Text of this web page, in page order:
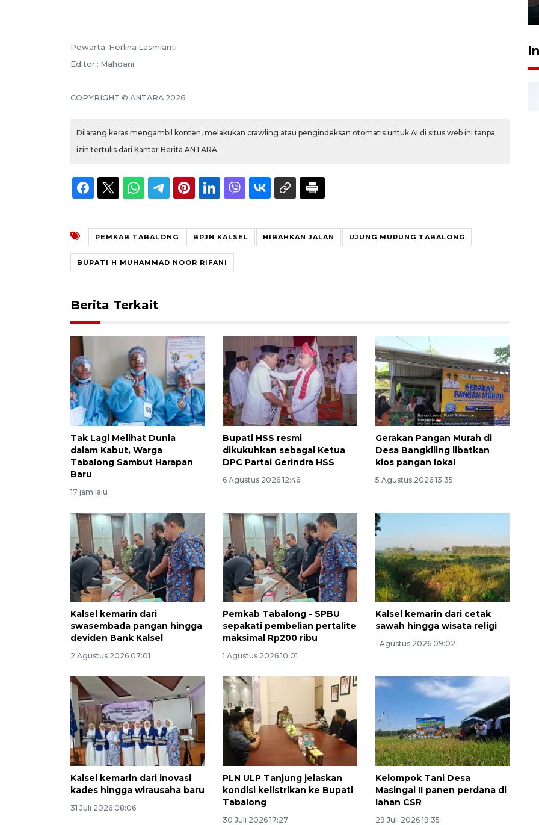
Pewarta: Herlina Lasmianti
Editor : Mahdani
COPYRIGHT © ANTARA 2026
Dilarang keras mengambil konten, melakukan crawling atau pengindeksan otomatis untuk AI di situs web ini tanpa
izin tertulis dari Kantor Berita ANTARA.
PEMKAB TABALONG BPJN KALSEL HIBAHKAN JALAN UJUNG MURUNG TABALONG
BUPATI H MUHAMMAD NOOR RIFANI
Berita Terkait
Tak Lagi Melihat Dunia
dalam Kabut, Warga
Tabalong Sambut Harapan
Baru
17 jam lalu
Bupati HSS resmi
dikukuhkan sebagai Ketua
DPC Partai Gerindra HSS
6 Agustus 2026 12:46
Gerakan Pangan Murah di
Desa Bangkiling libatkan
kios pangan lokal
5 Agustus 2026 13:35
Kalsel kemarin dari
swasembada pangan hingga
deviden Bank Kalsel
2 Agustus 2026 07:01
Pemkab Tabalong - SPBU
sepakati pembelian pertalite
maksimal Rp200 ribu
1 Agustus 2026 10:01
Kalsel kemarin dari cetak
sawah hingga wisata religi
1 Agustus 2026 09:02
Kalsel kemarin dari inovasi
kades hingga wirausaha baru
31 Juli 2026 08:06
PLN ULP Tanjung jelaskan
kondisi kelistrikan ke Bupati
Tabalong
30 Juli 2026 17:27
Kelompok Tani Desa
Masingai II panen perdana di
lahan CSR
29 Juli 2026 19:35
160 ribu sambungan baru
jaringan gas 2026
2026-08-07 18:00:00